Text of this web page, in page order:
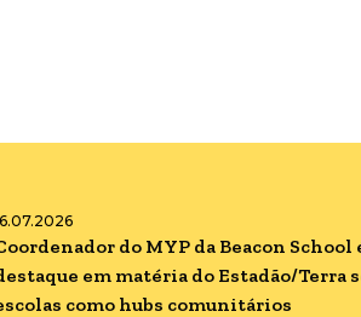
do MYP da Beacon School
em matéria do Estadão/Terra
como hubs comunitários